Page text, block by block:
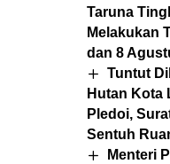
Taruna
Melakukan
dan 8
Tuntut
Hutan Kota
Pledoi,
Sentuh
Menteri